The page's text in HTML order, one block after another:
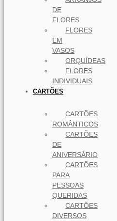
DE
FLORES
FLORES
EM
VASOS
ORQUÍDEAS
FLORES
INDIVIDUAIS
CARTÕES
CARTÕES
ROMÂNTICOS
CARTÕES
DE
ANIVERSÁRIO
CARTÕES
PARA
PESSOAS
QUERIDAS
CARTÕES
DIVERSOS